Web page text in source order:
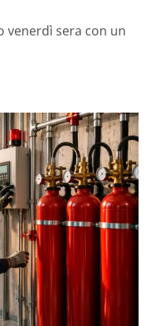
venerdì sera con un